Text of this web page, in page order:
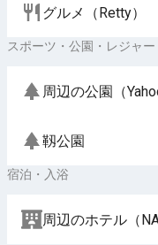
グルメ（Retty）
スポーツ・公園・レジャー
周辺の公園（
靱公園
宿泊・入浴
周辺のホテル（